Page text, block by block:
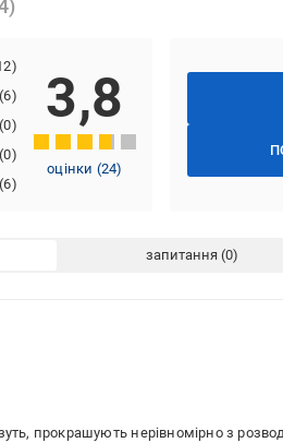
(6)
(0)
(0)
(6) 3,8
оцінки (24)
запитання
прокрашують нерівномірно з